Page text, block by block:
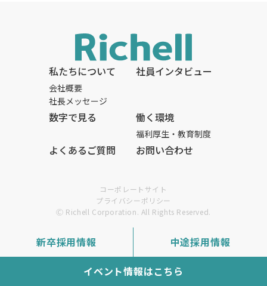
私たちについて
会社概要
社長メッセージ
社員インタビュー
数字で見る 働く環境
福利厚生・ 教育制度
よくあるご質問 お問い合わせ
コーポレートサイト
プライバシーポリシー
Ⓒ Richell Corporation. All Rights Reserved.
新卒採用情報 中途採用情報
イベント情報はこちら